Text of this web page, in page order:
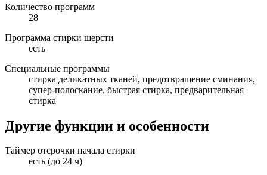
Количество программ
28
Программа стирки шерсти
есть
Специальные программы
стирка деликатных тканей, предотвращение сминания,
супер-полоскание, быстрая стирка, предварительная
стирка
Другие функции и особенности
Таймер отсрочки начала стирки
есть (до 24 ч)